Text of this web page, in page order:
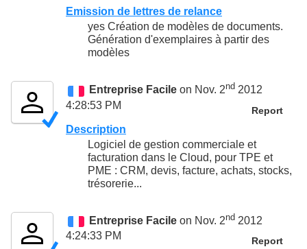
Emission de lettres de relance
yes Création de modèles de documents.
Génération d'exemplaires à partir des
modèles
Entreprise Facile on Nov. 2nd 2012
4:28:53 PM
Report
Description
Logiciel de gestion commerciale et
facturation dans le Cloud, pour TPE et
PME : CRM, devis, facture, achats, stocks,
trésorerie...
Entreprise Facile on Nov. 2nd 2012
4:24:33 PM
Report